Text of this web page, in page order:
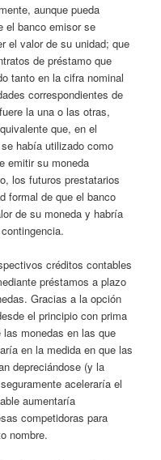
aunque pueda
el banco emisor se
el valor de su unidad; que
de préstamo que
tanto en la cifra nominal
correspondientes de
la una o las otras,
que, en el
había utilizado como
emitir su moneda
los futuros prestatarios
formal de que el banco
de su moneda y habría
créditos contables
préstamos a plazo
Gracias a la opción
el principio con prima
monedas en las que
en la medida en que las
depreciándose (y la
aceleraría el
aumentaría
competidoras para
nombre.